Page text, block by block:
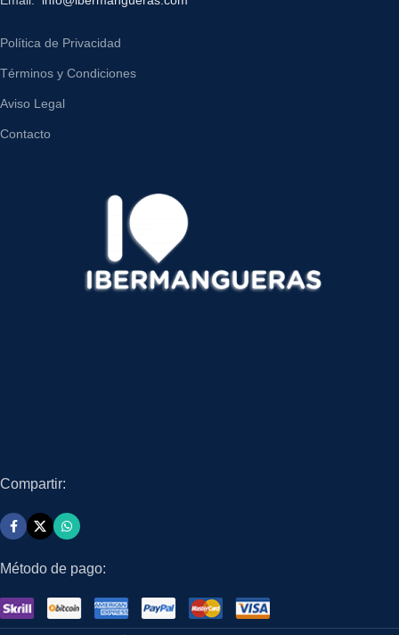
Política de Privacidad
Términos y Condiciones
Aviso Legal
Contacto
Compartir:
Método de pago: